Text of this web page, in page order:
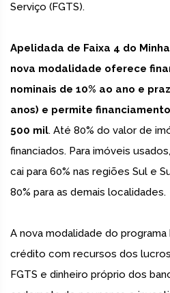
Serviço (FGTS).
Apelidada de Faixa 4 do
nova modalidade oferece
nominais de 10% ao ano e
anos) e permite
500 mil. Até 80% do valor de
financiados. Para imóveis
cai para 60% nas regiões Sul e
80% para as demais localidades.
A nova modalidade do
crédito com recursos dos
FGTS e dinheiro próprio dos